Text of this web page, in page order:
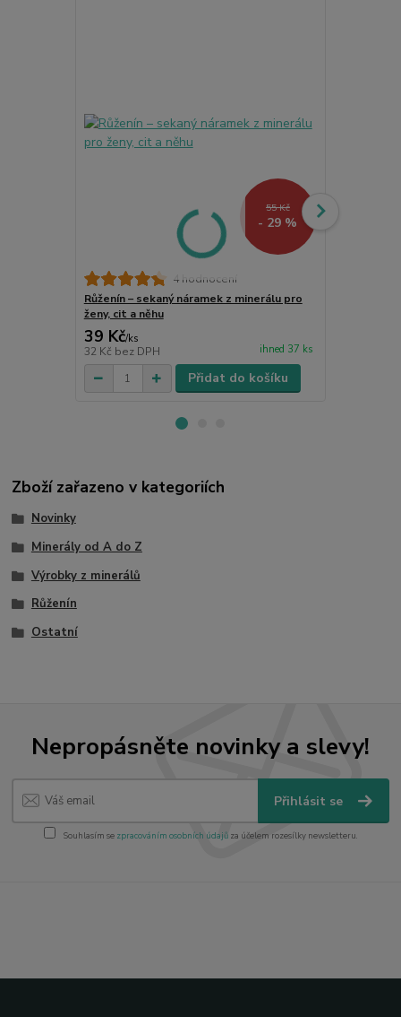
55 Kč
- 29 %
4 hodnocení
Růženín – sekaný náramek z minerálu pro
ženy, cit a něhu
39 Kč/ks
32 Kč bez DPH ihned 37 ks
Přidat do košíku
Zboží zařazeno v kategoriích
Novinky
Minerály od A do Z
Výrobky z minerálů
Růženín
Ostatní
Nepropásněte novinky a slevy!
Přihlásit se
Souhlasím se zpracováním osobních údajůza účelem rozesílky newsletteru.